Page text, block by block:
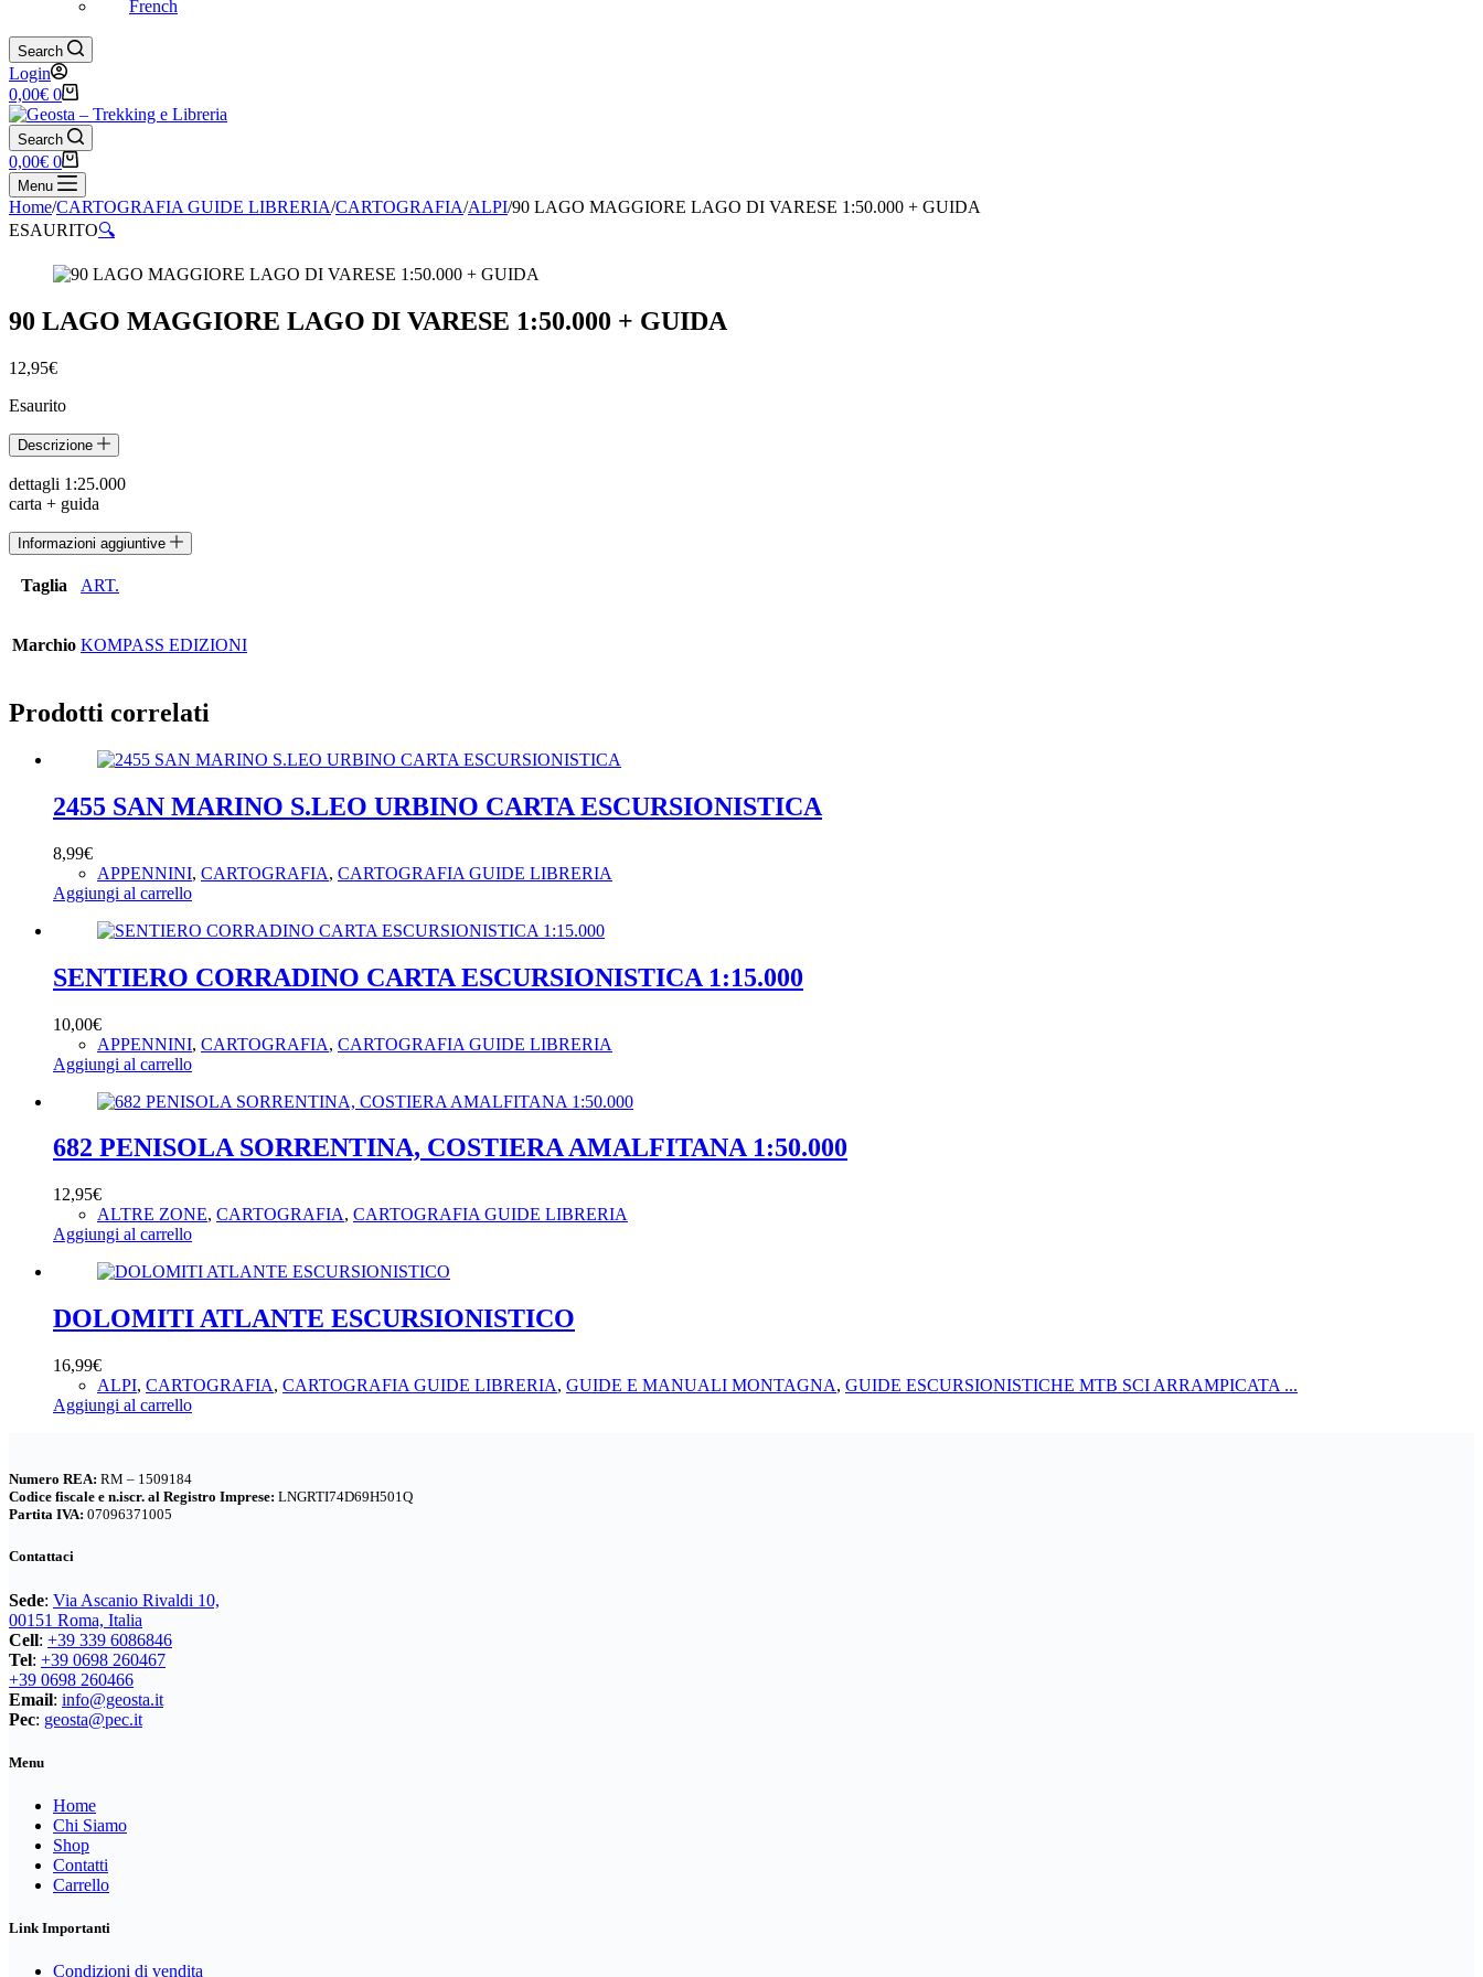
French
Search
Login
Carrello
0,00€ 0
Search
Carrello
0,00€ 0
Menu
Home/CARTOGRAFIA GUIDE LIBRERIA/CARTOGRAFIA/ALPI/90 LAGO MAGGIORE LAGO DI VARESE 1:50.000 + GUIDA
ESAURITO🔍
90 LAGO MAGGIORE LAGO DI VARESE 1:50.000 + GUIDA
12,95€
Esaurito
Descrizione
dettagli 1:25.000
carta + guida
Informazioni aggiuntive
Taglia ART.
Marchio KOMPASS EDIZIONI
Prodotti correlati
2455 SAN MARINO S.LEO URBINO CARTA ESCURSIONISTICA
8,99€
APPENNINI, CARTOGRAFIA, CARTOGRAFIA GUIDE LIBRERIA
Aggiungi al carrello
SENTIERO CORRADINO CARTA ESCURSIONISTICA 1:15.000
10,00€
APPENNINI, CARTOGRAFIA, CARTOGRAFIA GUIDE LIBRERIA
Aggiungi al carrello
682 PENISOLA SORRENTINA, COSTIERA AMALFITANA 1:50.000
12,95€
ALTRE ZONE, CARTOGRAFIA, CARTOGRAFIA GUIDE LIBRERIA
Aggiungi al carrello
DOLOMITI ATLANTE ESCURSIONISTICO
16,99€
ALPI, CARTOGRAFIA, CARTOGRAFIA GUIDE LIBRERIA, GUIDE E MANUALI MONTAGNA, GUIDE ESCURSIONISTICHE MTB SCI ARRAMPICATA ...
Aggiungi al carrello
Numero REA: RM – 1509184
Codice fiscale e n.iscr. al Registro Imprese: LNGRTI74D69H501Q
Partita IVA: 07096371005
Contattaci
Sede: Via Ascanio Rivaldi 10,
00151 Roma, Italia
Cell: +39 339 6086846
Tel: +39 0698 260467
+39 0698 260466
Email: info@geosta.it
Pec: geosta@pec.it
Menu
Home
Chi Siamo
Shop
Contatti
Carrello
Link Importanti
Condizioni di vendita